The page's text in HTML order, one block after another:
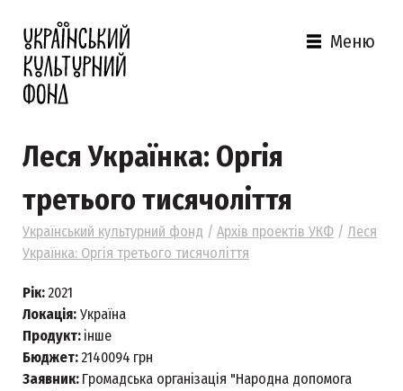
Меню
Леся Українка: Оргія
третього тисячоліття
Український культурний фонд / Архів проектів УКФ / Леся
Українка: Оргія третього тисячоліття
Рік: 2021
Локація: Україна
Продукт: інше
Бюджет: 2140094 грн
Заявник: Громадська організація "Народна допомога